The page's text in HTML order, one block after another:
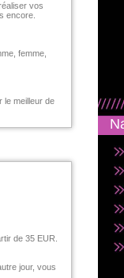
vos
encore.
femme,
le meilleur de
de 35 EUR.
jour, vous